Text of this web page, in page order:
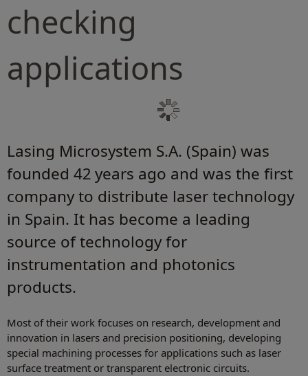
checking
applications
Lasing Microsystem S.A. (Spain) was
founded 42 years ago and was the first
company to distribute laser technology
in Spain. It has become a leading
source of technology for
instrumentation and photonics
products.
Most of their work focuses on research, development and
innovation in lasers and precision positioning, developing
special machining processes for applications such as laser
surface treatment or transparent electronic circuits.